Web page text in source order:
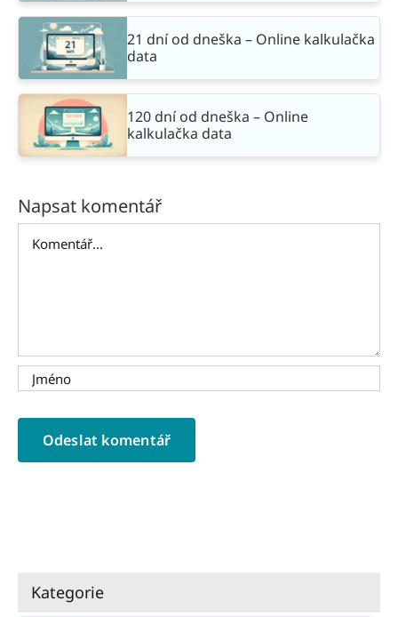
21 dní od dneška – Online kalkulačka
data
120 dní od dneška – Online
kalkulačka data
Napsat komentář
Kategorie